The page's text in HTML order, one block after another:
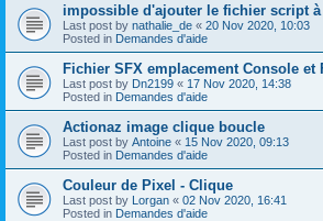
impossible d'ajouter le fichier script
Last post by nathalie_de « 20 Nov 2020, 10:03
Posted in Demandes d'aide
Fichier SFX emplacement Console et
Last post by Dn2199 « 17 Nov 2020, 14:38
Posted in Demandes d'aide
Actionaz image clique boucle
Last post by Antoine « 15 Nov 2020, 09:13
Posted in Demandes d'aide
Couleur de Pixel - Clique
Last post by Lorgan « 02 Nov 2020, 16:41
Posted in Demandes d'aide